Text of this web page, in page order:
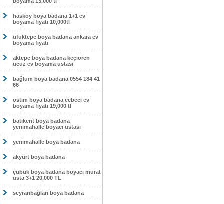
hasköy boya badana 1+1 ev
boyama fiyatı 10,000tl
ufuktepe boya badana ankara ev
boyama fiyatı
aktepe boya badana keçiören
ucuz ev boyama ustası
bağlum boya badana 0554 184 41
66
ostim boya badana cebeci ev
boyama fiyatı 19,000 tl
batıkent boya badana
yenimahalle boyacı ustası
yenimahalle boya badana
akyurt boya badana
çubuk boya badana boyacı murat
usta 3+1 20,000 TL
seyranbağları boya badana